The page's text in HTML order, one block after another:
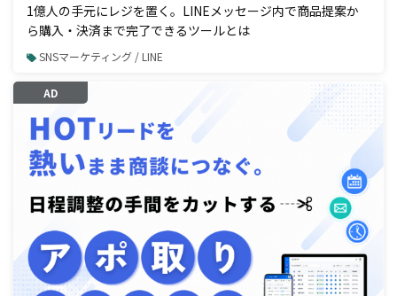
1億人の手元にレジを置く。LINEメッセージ内で商品提案か
ら購入・決済まで完了できるツールとは
SNSマーケティング / LINE
AD